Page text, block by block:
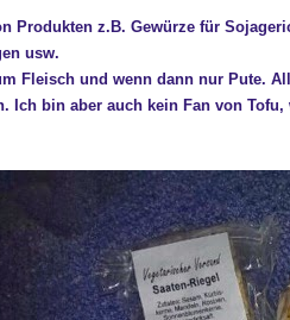
Produkten z.B. Gewürze für
usw.
Fleisch und wenn dann nur Pute.
Ich bin aber auch kein Fan von